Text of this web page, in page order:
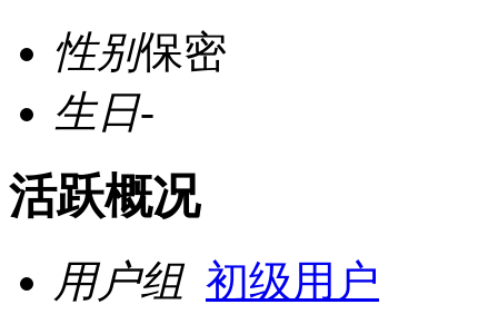
性别保密
生日-
活跃概况
用户组 初级用户